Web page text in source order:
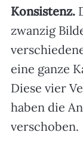
Konsistenz.
zwanzig
eine ganze
Diese vier
haben die
verschoben.